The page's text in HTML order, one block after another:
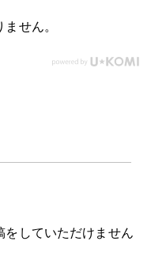
せん。
をしていただけません